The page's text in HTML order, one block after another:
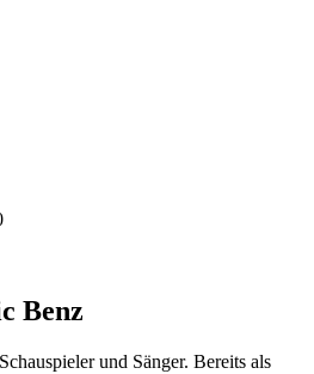
Benz
und Sänger. Bereits als